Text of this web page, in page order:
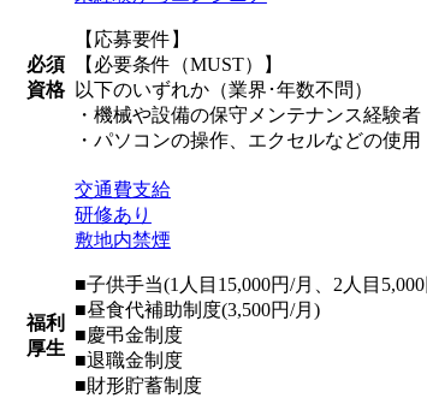
必須
資格
【応募要件】
【必要条件（MUST）】
以下のいずれか（業界･年数不問）
・機械や設備の保守メンテナンス経験者
・パソコンの操作、エクセルなどの使用
福利
厚生
交通費支給
研修あり
敷地内禁煙
■子供手当(1人目15,000円/月、2人目
■昼食代補助制度(3,500円/月)
■慶弔金制度
■退職金制度
■財形貯蓄制度